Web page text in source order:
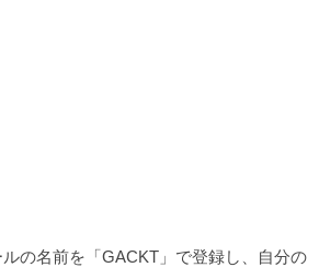
の名前を「GACKT」で登録し、自分の